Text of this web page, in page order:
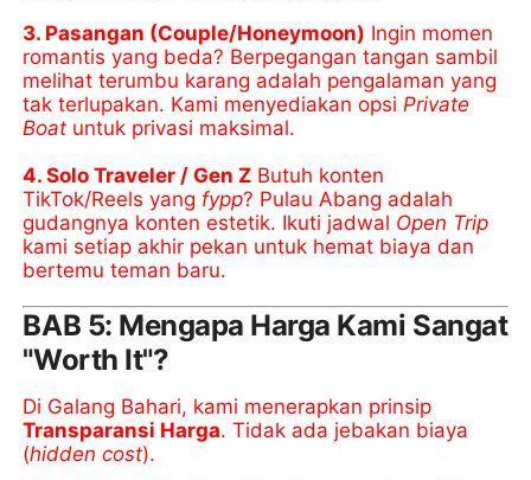
3. Pasangan (Couple/Honeymoon) Ingin momen
romantis yang beda? Berpegangan tangan sambil
melihat terumbu karang adalah pengalaman yang
tak terlupakan. Kami menyediakan opsiPrivate
Boat untuk privasi maksimal.
4. Solo Traveler / Gen Z Butuh konten
TikTok/Reels yang fypp? Pulau Abang adalah
gudangnya konten estetik. Ikuti jadwal Open Trip
kami setiap akhir pekan untuk hemat biaya dan
bertemu teman baru.
BAB 5: Mengapa Harga Kami Sangat
"Worth It"?
Di Galang Bahari, kami menerapkan prinsip
Transparansi Harga. Tidak ada jebakan biaya
(hidden cost).